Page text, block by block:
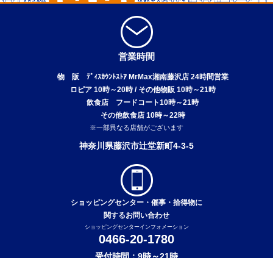
営業時間
物 販 ﾃﾞｨｽｶｳﾝﾄｽﾄｱ MrMax湘南藤沢店 24時間営業
ロピア 10時～20時 / その他物販 10時～21時
飲食店 フードコート10時～21時
その他飲食店 10時～22時
※一部異なる店舗がございます
神奈川県藤沢市辻堂新町4-3-5
ショッピングセンター・催事・拾得物に
関するお問い合わせ
ショッピングセンターインフォメーション
0466-20-1780
受付時間：9時～21時